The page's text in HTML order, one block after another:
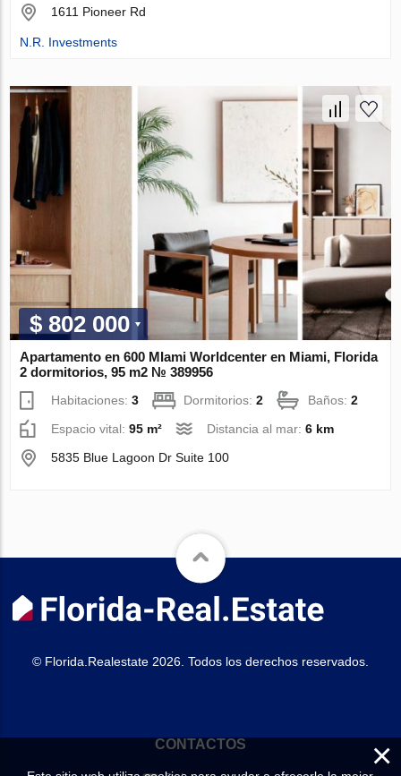
1611 Pioneer Rd
N.R. Investments
$ 802 000
Apartamento en 600 MIami Worldcenter en Miami, Florida
2 dormitorios, 95 m2 № 389956
Habitaciones:3 Dormitorios:2 Baños:2
Espacio vital:95 m² Distancia al mar:6 km
5835 Blue Lagoon Dr Suite 100
© Florida.Realestate 2026. Todos los derechos reservados.
CONTACTOS ×